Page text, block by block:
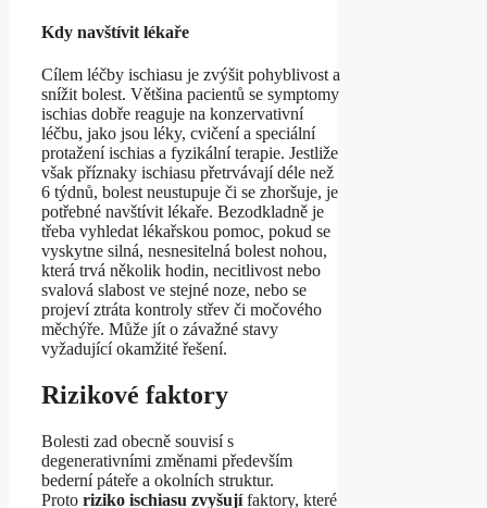
Kdy navštívit lékaře
Cílem léčby ischiasu je zvýšit pohyblivost a
snížit bolest. Většina pacientů se symptomy
ischias dobře reaguje na konzervativní
léčbu, jako jsou léky, cvičení a speciální
protažení ischias a fyzikální terapie. Jestliže
však příznaky ischiasu přetrvávají déle než
6 týdnů, bolest neustupuje či se zhoršuje, je
potřebné navštívit lékaře. Bezodkladně je
třeba vyhledat lékařskou pomoc, pokud se
vyskytne silná, nesnesitelná bolest nohou,
která trvá několik hodin, necitlivost nebo
svalová slabost ve stejné noze, nebo se
projeví ztráta kontroly střev či močového
měchýře. Může jít o závažné stavy
vyžadující okamžité řešení.
Rizikové faktory
Bolesti zad obecně souvisí s
degenerativními změnami především
bederní páteře a okolních struktur.
Proto riziko ischiasu zvyšujífaktory, které